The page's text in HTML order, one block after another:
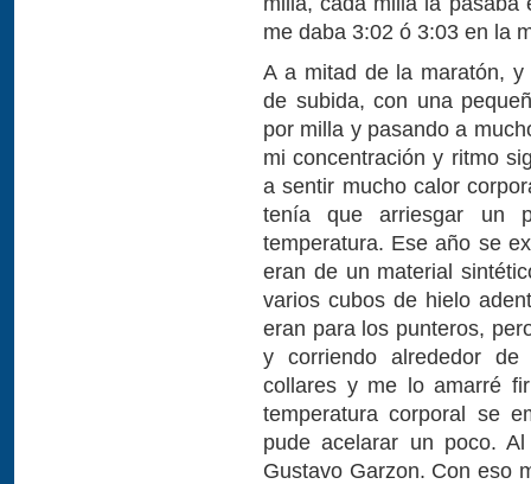
me daba 3:02 ó 3:03 en la
A a mitad de la maratón,
de subida, con una
por milla y pasando a
mi concentración y ritmo
a sentir mucho calor
tenía que arriesgar un
temperatura. Ese año se
eran de un material
varios cubos de hielo
eran para los punteros,
y corriendo alrededor
collares y me lo amarré
temperatura corporal se
pude acelarar un poco.
Gustavo Garzon. Con eso